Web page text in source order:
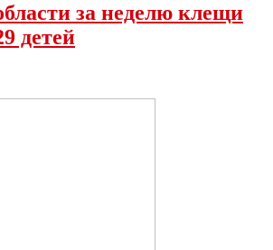
за неделю клещи
детей